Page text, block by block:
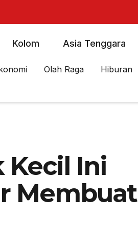
Kolom Asia Tenggara
Olah Raga Hiburan
Kecil Ini
Membuat